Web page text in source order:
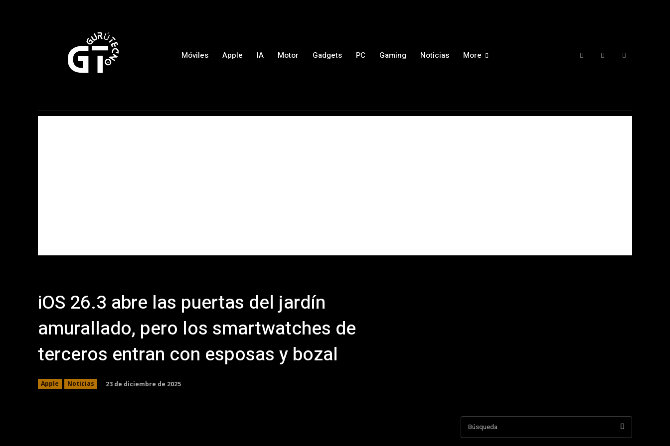
Móviles Apple IA Motor Gadgets PC Gaming Noticias More
iOS 26.3 abre las puertas del jardín
amurallado, pero los smartwatches de
terceros entran con esposas y bozal
Apple Noticias 23 de diciembre de 2025
Búsqueda